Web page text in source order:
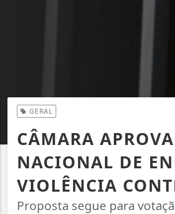
GERAL
CÂMARA
NACIONAL DE
VIOLÊNCIA
Proposta segue para